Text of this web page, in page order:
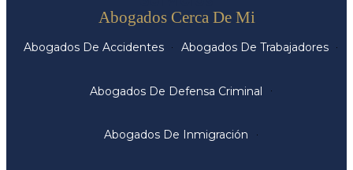
Abogados Cerca De Mi
Abogados De Accidentes Abogados De Trabajadores
Abogados De Defensa Criminal
Abogados De Inmigración